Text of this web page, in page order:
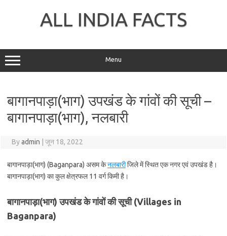
ALL INDIA FACTS
Menu
बागानपाड़ा(भाग) उपखंड के गांवों की सूची –
बागानपाड़ा(भाग), नलबारी
Byadmin जून 18, 2022
बागानपाड़ा(भाग) (Baganpara) असम केनलबारीजिले में स्थित एक नगर एवं उपखंड है।
बागानपाड़ा(भाग) का कुल क्षेत्रफल 11 वर्ग किमी है।
बागानपाड़ा(भाग) उपखंड के गांवों की सूची (Villages in
Baganpara)